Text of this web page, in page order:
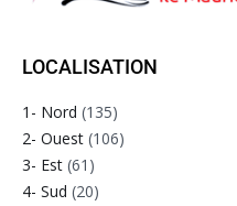
LOCALISATION
1- Nord (135)
2- Ouest (106)
3- Est (61)
4- Sud (20)